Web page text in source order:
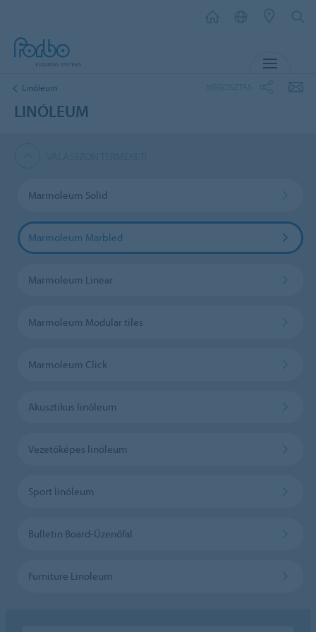
Linóleum
LINÓLEUM
Marmoleum Solid
Marmoleum Marbled
Marmoleum Linear
Marmoleum Modular tiles
Marmoleum Click
Akusztikus linóleum
Vezetőképes linóleum
Sport linóleum
Bulletin Board-Üzenőfal
Furniture Linoleum